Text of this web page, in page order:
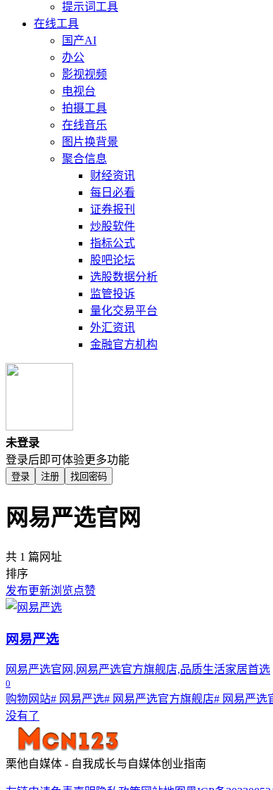
提示词工具
在线工具
国产AI
办公
影视视频
电视台
拍摄工具
在线音乐
图片换背景
聚合信息
财经资讯
每日必看
证券报刊
炒股软件
指标公式
股吧论坛
选股数据分析
监管投诉
量化交易平台
外汇资讯
金融官方机构
未登录
登录后即可体验更多功能
登录 注册 找回密码
网易严选官网
共 1 篇网址
排序
发布更新浏览点赞
网易严选
网易严选官网,网易严选官方旗舰店,品质生活家居首选
0
购物网站# 网易严选# 网易严选官方旗舰店# 网易严选
没有了
栗他自媒体 - 自我成长与自媒体创业指南